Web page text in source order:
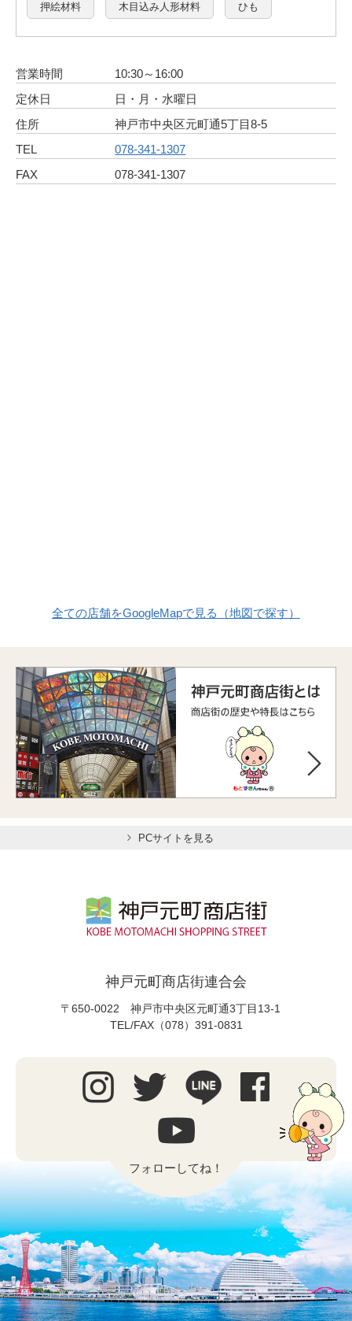
押絵材料 木目込み人形材料 ひも
営業時間
10:30～16:00
定休日
日・月・水曜日
住所
神戸市中央区元町通5丁目8-5
TEL
078-341-1307
FAX
078-341-1307
全ての店舗をGoogleMapで見る（地図で探す）
PCサイトを見る
神戸元町商店街連合会
〒650-0022 神戸市中央区元町通3丁目13-1
TEL/FAX（078）391-0831
フォローしてね！